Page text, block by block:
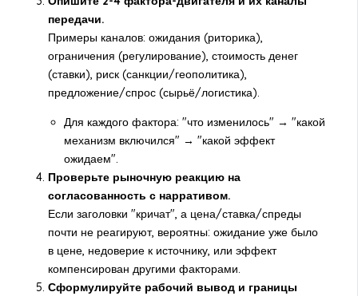
передачи.
Примеры каналов: ожидания (риторика),
ограничения (регулирование), стоимость денег
(ставки), риск (санкции/геополитика),
предложение/спрос (сырьё/логистика).
Для каждого фактора: "что изменилось" → "какой
механизм включился" → "какой эффект
ожидаем".
Проверьте рыночную реакцию на
согласованность с нарративом.
Если заголовки "кричат", а цена/ставка/спреды
почти не реагируют, вероятны: ожидание уже было
в цене, недоверие к источнику, или эффект
компенсирован другими факторами.
Сформулируйте рабочий вывод и границы